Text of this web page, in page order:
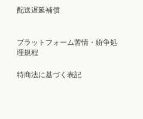
配送遅延補償
プラットフォーム苦情・紛争処
理規程
特商法に基づく表記